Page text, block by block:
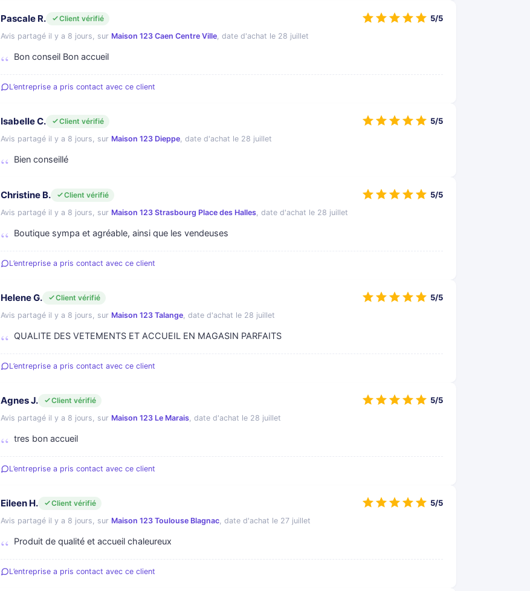
Pascale R.
Client vérifié
Avis partagé il y a 8 jours, sur Maison 123 Caen Centre Ville, date d'achat le 28 juillet
Bon conseil Bon accueil
5/5
L’entreprise a pris contact avec ce client
Isabelle C.
Client vérifié
Avis partagé il y a 8 jours, sur Maison 123 Dieppe, date d'achat le 28 juillet
Bien conseillé
5/5
Christine B.
Client vérifié
Avis partagé il y a 8 jours, sur Maison 123 Strasbourg Place des Halles, date d'achat le 28 juillet
Boutique sympa et agréable, ainsi que les vendeuses
5/5
L’entreprise a pris contact avec ce client
Helene G.
Client vérifié
Avis partagé il y a 8 jours, sur Maison 123 Talange, date d'achat le 28 juillet
QUALITE DES VETEMENTS ET ACCUEIL EN MAGASIN PARFAITS
5/5
L’entreprise a pris contact avec ce client
Agnes J.
Client vérifié
Avis partagé il y a 8 jours, sur Maison 123 Le Marais, date d'achat le 28 juillet
tres bon accueil
5/5
L’entreprise a pris contact avec ce client
Eileen H.
Client vérifié
Avis partagé il y a 8 jours, sur Maison 123 Toulouse Blagnac, date d'achat le 27 juillet
Produit de qualité et accueil chaleureux
5/5
L’entreprise a pris contact avec ce client